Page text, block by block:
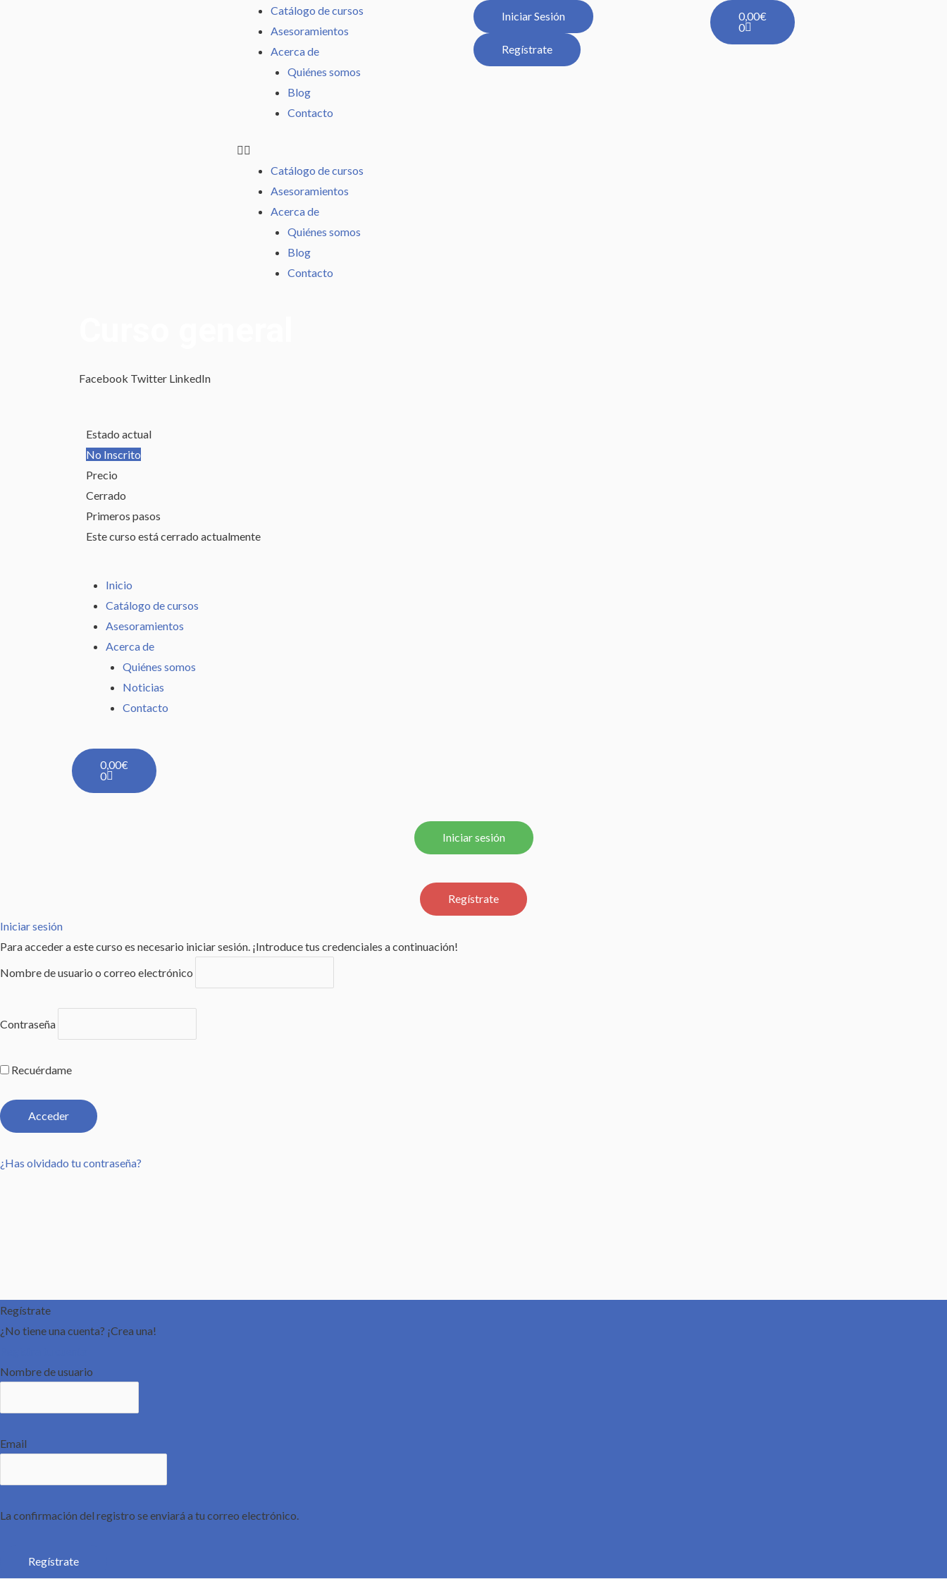
Catálogo de cursos
Asesoramientos
Acerca de
Quiénes somos
Blog
Contacto
Catálogo de cursos
Asesoramientos
Acerca de
Quiénes somos
Blog
Contacto
Iniciar Sesión
Regístrate
0,00€
0
Facebook Twitter LinkedIn
Estado actual
No Inscrito
Precio
Cerrado
Primeros pasos
Este curso está cerrado actualmente
Inicio
Catálogo de cursos
Asesoramientos
Acerca de
Quiénes somos
Noticias
Contacto
0,00€
0
Carrito
Iniciar sesión
Regístrate
Iniciar sesión
Para acceder a este curso es necesario iniciar sesión. ¡Introduce tus credenciales a continuación!
Nombre de usuario o correo electrónico
Contraseña
Recuérdame
¿Has olvidado tu contraseña?
Regístrate
¿No tiene una cuenta? ¡Crea una!
Nombre de usuario
Email
La confirmación del registro se enviará a tu correo electrónico.